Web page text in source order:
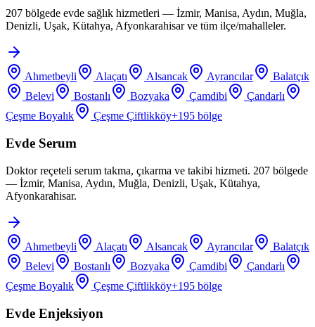
207 bölgede evde sağlık hizmetleri — İzmir, Manisa, Aydın, Muğla,
Denizli, Uşak, Kütahya, Afyonkarahisar ve tüm ilçe/mahalleler.
Ahmetbeyli Alaçatı Alsancak Ayrancılar
Balatçık
Belevi
Bostanlı Bozyaka Çamdibi
Çandarlı
Çeşme Boyalık
Çeşme Çiftlikköy+195 bölge
Evde Serum
Doktor reçeteli serum takma, çıkarma ve takibi hizmeti. 207 bölgede
— İzmir, Manisa, Aydın, Muğla, Denizli, Uşak, Kütahya,
Afyonkarahisar.
Ahmetbeyli Alaçatı Alsancak Ayrancılar
Balatçık
Belevi
Bostanlı Bozyaka Çamdibi
Çandarlı
Çeşme Boyalık
Çeşme Çiftlikköy+195 bölge
Evde Enjeksiyon